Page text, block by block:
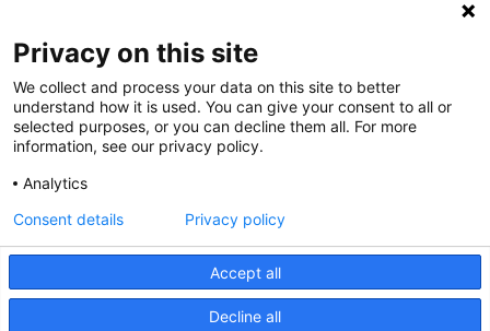
@CGTCatalunya
cgtcatalunya
Desenvolupat per
Privacy on this site
We collect and process your data on this site to better
understand how it is used. You can give your consent to all or
selected purposes, or you can decline them all. For more
information, see our privacy policy.
Analytics
Accept all
Decline all
Consent details Privacy policy